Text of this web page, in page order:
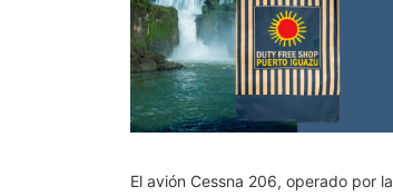
El avión Cessna 206, operado por